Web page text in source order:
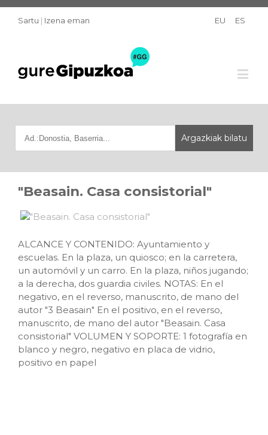
Sartu | Izena eman EU ES
"Beasain. Casa consistorial"
ALCANCE Y CONTENIDO: Ayuntamiento y
escuelas. En la plaza, un quiosco; en la carretera,
un automóvil y un carro. En la plaza, niños jugando;
a la derecha, dos guardia civiles. NOTAS: En el
negativo, en el reverso, manuscrito, de mano del
autor "3 Beasain" En el positivo, en el reverso,
manuscrito, de mano del autor "Beasain. Casa
consistorial" VOLUMEN Y SOPORTE: 1 fotografía en
blanco y negro, negativo en placa de vidrio,
positivo en papel